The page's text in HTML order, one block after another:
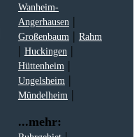
Wanheim-
Angerhausen|
Großenbaum| Rahm
| Huckingen|
Hüttenheim|
Ungelsheim|
Mündelheim|
...mehr: